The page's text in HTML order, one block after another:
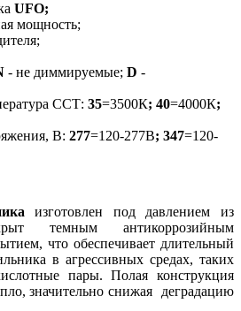
UFO;
мощность;
- не диммируемые; D -
ССТ: 35=3500К; 40=4000К;
В: 277=120-277В; 347=120-
изготовлен под давлением из
темным антикоррозийным
что обеспечивает длительный
в агрессивных средах, таких
пары. Полая конструкция
значительно снижая деградацию